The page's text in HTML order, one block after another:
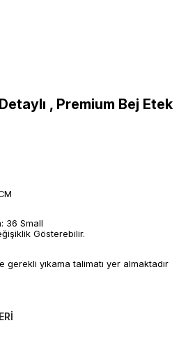
, Premium Bej Etek
36 Small
Gösterebilir.
gerekli yıkama talimatı yer almaktadır